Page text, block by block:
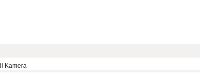
Kamera